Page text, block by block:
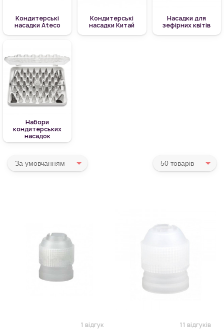
Кондитерські
насадки Ateco
Кондитерські
насадки Китай
Насадки для
зефірних квітів
Набори
кондитерських
насадок
За умовчанням 50 товарiв
1 відгук 11 відгуків